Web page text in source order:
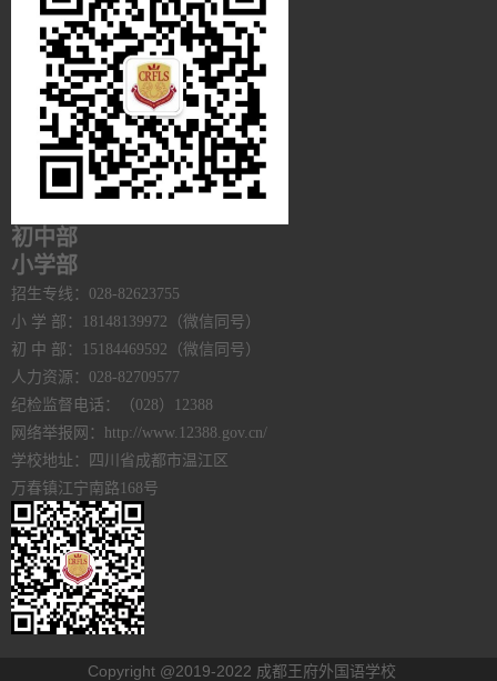
初中部
小学部
招生专线：028-82623755
小 学 部：18148139972（微信同号）
初 中 部：15184469592（微信同号）
人力资源：028-82709577
纪检监督电话：（028）12388
网络举报网：http://www.12388.gov.cn/
学校地址：四川省成都市温江区
万春镇江宁南路168号
Copyright @2019-2022 成都王府外国语学校